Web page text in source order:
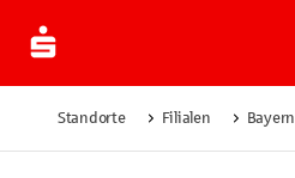
Standorte Filialen Bayern